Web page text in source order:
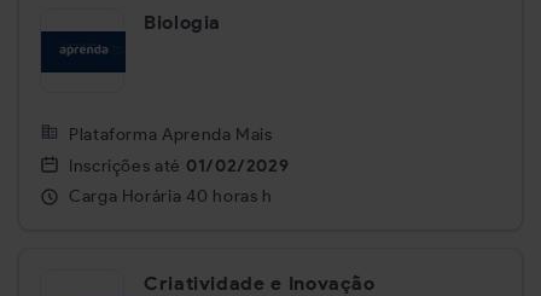
Biologia
Plataforma Aprenda Mais
Inscrições até 01/02/2029
Carga Horária 40 horas h
Criatividade e Inovação